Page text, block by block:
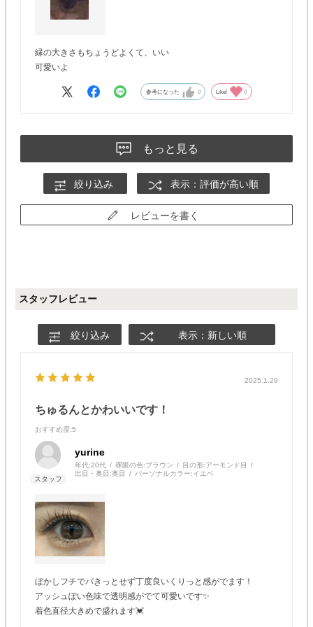
縁の大きさもちょうどよくて、いい
可愛いよ
参考になった 0 Like! 0
もっと見る
絞り込み 表示：評価が高い順
レビューを書く
スタッフレビュー
絞り込み 表示：新しい順
2025.1.29
ちゅるんとかわいいです！
おすすめ度:5
yurine
年代:20代 裸眼の色:ブラウン 目の形:アーモンド目
出目・奥目:奥目 パーソナルカラー:イエベ
ぼかしフチでパきっとせず丁度良いくりっと感がでます！
アッシュぽい色味で透明感がでて可愛いです✨
着色直径大きめで盛れます💓